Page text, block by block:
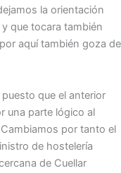
la orientación
que tocara también
aquí también goza de
que el anterior
una parte lógico al
por tanto el
de hostelería
de Cuellar